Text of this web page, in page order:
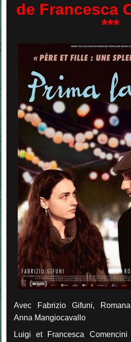
de Francesca
***
Avec Fabrizio Gifuni,
Anna Mangiocavallo
Luigi et Francesca